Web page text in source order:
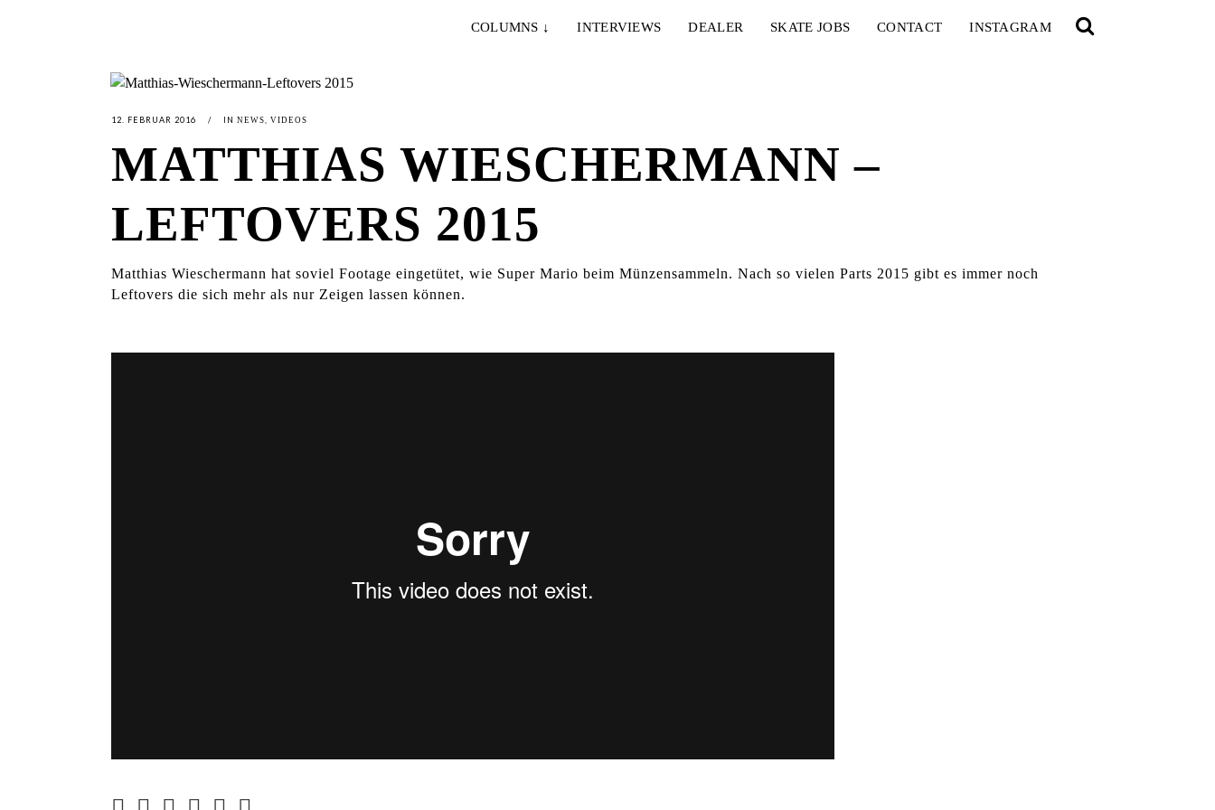
COLUMNS ↓ INTERVIEWS DEALER SKATE JOBS CONTACT INSTAGRAM
12. FEBRUAR 2016 IN NEWS VIDEOS
MATTHIAS WIESCHERMANN –
LEFTOVERS 2015
Matthias Wieschermann hat soviel Footage eingetütet, wie Super Mario beim Münzensammeln. Nach so vielen Parts 2015 gibt es immer noch
Leftovers die sich mehr als nur Zeigen lassen können.